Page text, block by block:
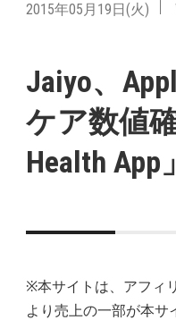
2015年05月19日(火)
Jaiyo、
ケア数値
Health
※本サイトは、アフィ
より売上の一部が本サ